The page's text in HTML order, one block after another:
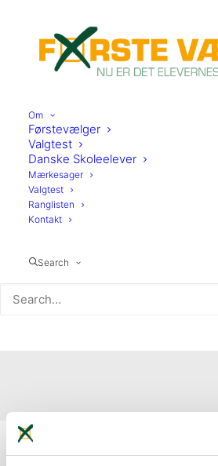
Om
Førstevælger
Valgtest
Danske Skoleelever
Mærkesager
Valgtest
Ranglisten
Kontakt
Search